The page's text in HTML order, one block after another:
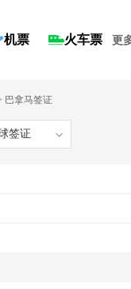
机票 火车票 更
巴拿马签证
签证